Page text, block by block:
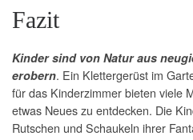
Fazit
Kinder sind von Natur aus
erobern. Ein Klettergerüst im
für das Kinderzimmer bieten viele
etwas Neues zu entdecken. Die
Rutschen und Schaukeln ihrer